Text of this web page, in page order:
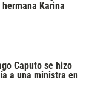
Karina
Caputo se hizo
a una ministra en